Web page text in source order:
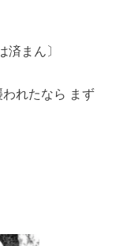
済まん〕
われたなら まず